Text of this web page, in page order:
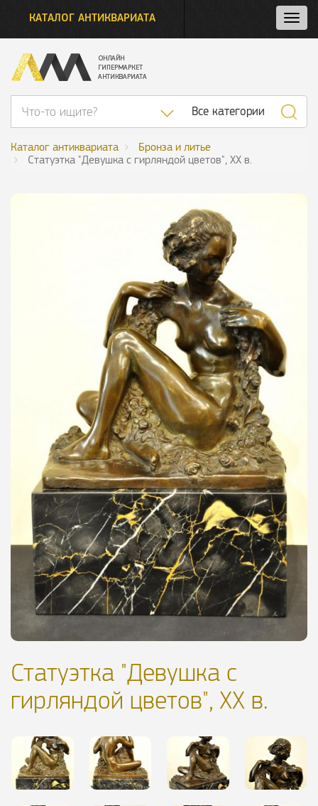
и
КАТАЛОГ АНТИКВАРИАТА
Список
Все категории
Каталог антиквариата
Бронза и литье
Статуэтка "Девушка с гирляндой цветов", ХХ в.
Статуэтка "Девушка с
гирляндой цветов", ХХ в.